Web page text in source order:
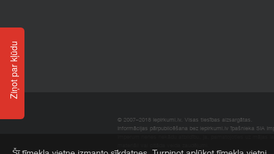
© 2007–2018 Iepirkumi.lv. Visas tiesības aizsargātas.
Informācijas pārpublicēšana bez iepirkumi.lv īpašnieka SIA
Ziņot par kļūdu